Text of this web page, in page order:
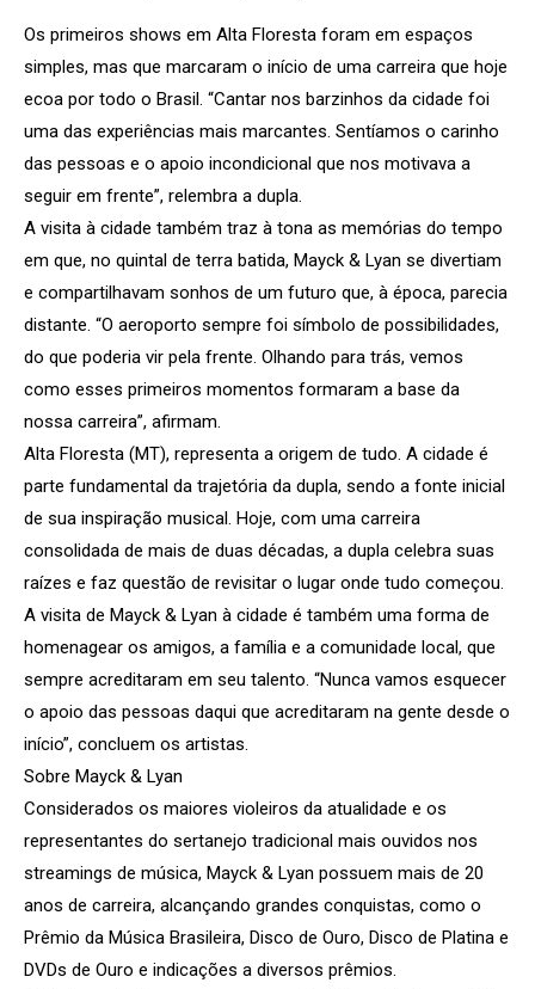
Os primeiros shows em Alta Floresta foram em espaços
simples, mas que marcaram o início de uma carreira que hoje
ecoa por todo o Brasil. “Cantar nos barzinhos da cidade foi
uma das experiências mais marcantes. Sentíamos o carinho
das pessoas e o apoio incondicional que nos motivava a
seguir em frente”, relembra a dupla.
A visita à cidade também traz à tona as memórias do tempo
em que, no quintal de terra batida, Mayck & Lyan se divertiam
e compartilhavam sonhos de um futuro que, à época, parecia
distante. “O aeroporto sempre foi símbolo de possibilidades,
do que poderia vir pela frente. Olhando para trás, vemos
como esses primeiros momentos formaram a base da
nossa carreira”, afirmam.
Alta Floresta (MT), representa a origem de tudo. A cidade é
parte fundamental da trajetória da dupla, sendo a fonte inicial
de sua inspiração musical. Hoje, com uma carreira
consolidada de mais de duas décadas, a dupla celebra suas
raízes e faz questão de revisitar o lugar onde tudo começou.
A visita de Mayck & Lyan à cidade é também uma forma de
homenagear os amigos, a família e a comunidade local, que
sempre acreditaram em seu talento. “Nunca vamos esquecer
o apoio das pessoas daqui que acreditaram na gente desde o
início”, concluem os artistas.
Sobre Mayck & Lyan
Considerados os maiores violeiros da atualidade e os
representantes do sertanejo tradicional mais ouvidos nos
streamings de música, Mayck & Lyan possuem mais de 20
anos de carreira, alcançando grandes conquistas, como o
Prêmio da Música Brasileira, Disco de Ouro, Disco de Platina e
DVDs de Ouro e indicações a diversos prêmios.